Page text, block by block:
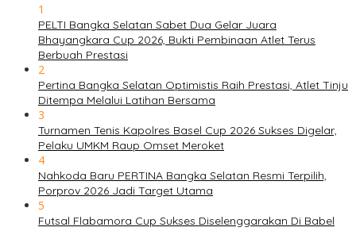
1
PELTI Bangka Selatan Sabet Dua Gelar Juara
Bhayangkara Cup 2026, Bukti Pembinaan Atlet Terus
Berbuah Prestasi
2
Pertina Bangka Selatan Optimistis Raih Prestasi, Atlet Tinju
Ditempa Melalui Latihan Bersama
3
Turnamen Tenis Kapolres Basel Cup 2026 Sukses Digelar,
Pelaku UMKM Raup Omset Meroket
4
Nahkoda Baru PERTINA Bangka Selatan Resmi Terpilih,
Porprov 2026 Jadi Target Utama
5
Futsal Flabamora Cup Sukses Diselenggarakan Di Babel